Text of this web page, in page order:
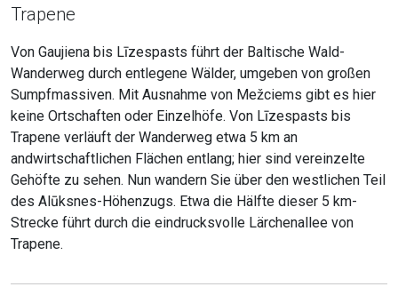
Trapene
Von Gaujiena bis Līzespasts führt der Baltische Wald-
Wanderweg durch entlegene Wälder, umgeben von großen
Sumpfmassiven. Mit Ausnahme von Mežciems gibt es hier
keine Ortschaften oder Einzelhöfe. Von Līzespasts bis
Trapene verläuft der Wanderweg etwa 5 km an
andwirtschaftlichen Flächen entlang; hier sind vereinzelte
Gehöfte zu sehen. Nun wandern Sie über den westlichen Teil
des Alūksnes-Höhenzugs. Etwa die Hälfte dieser 5 km-
Strecke führt durch die eindrucksvolle Lärchenallee von
Trapene.